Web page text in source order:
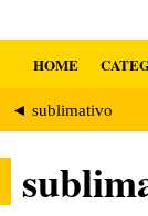
HOME
◄ sublimativo